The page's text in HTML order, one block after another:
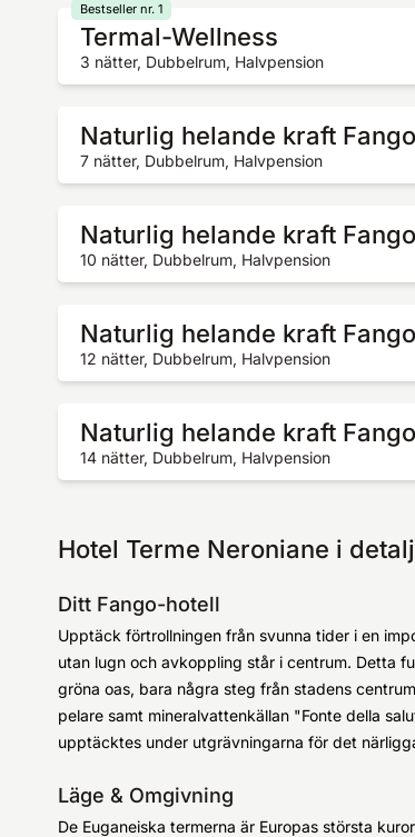
Termal-Wellness
3 nätter, Dubbelrum, Halvpension
Bestseller nr. 1
Naturlig helande kraft
7 nätter, Dubbelrum, Halvpension
Naturlig helande kraft
10 nätter, Dubbelrum, Halvpension
Naturlig helande kraft
12 nätter, Dubbelrum, Halvpension
Naturlig helande kraft
14 nätter, Dubbelrum, Halvpension
Hotel Terme Neroniane i detalj
Ditt Fango-hotell
Upptäck förtrollningen från svunna tider i en
utan lugn och avkoppling står i centrum. Detta
gröna oas, bara några steg från stadens
pelare samt mineralvattenkällan "Fonte della
upptäcktes under utgrävningarna för det
Läge & Omgivning
De Euganeiska termerna är Europas största